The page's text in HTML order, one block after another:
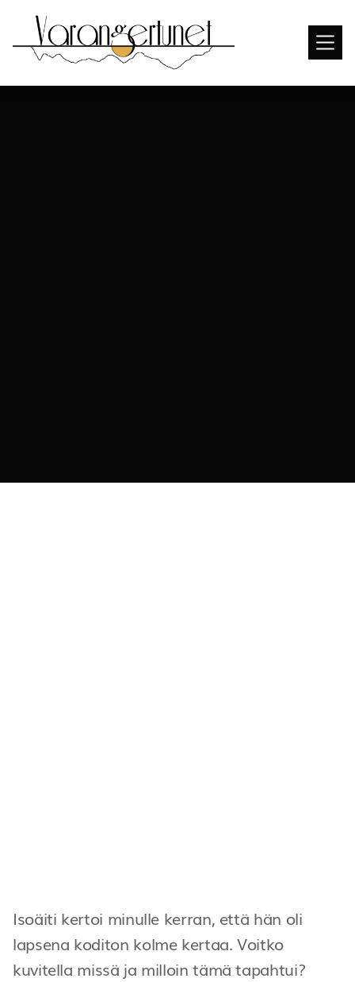
Isoäiti kertoi minulle kerran, että hän oli
lapsena koditon kolme kertaa. Voitko
kuvitella missä ja milloin tämä tapahtui?